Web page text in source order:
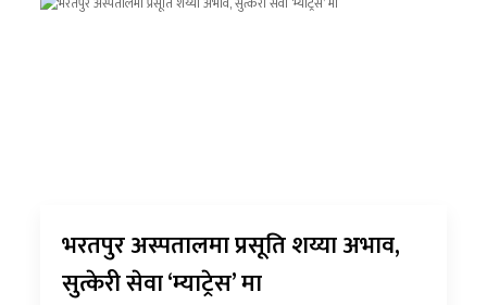
भरतपुर अस्पतालमा प्रसूति शय्या अभाव,
सुत्केरी सेवा ‘म्याट्रेस’ मा